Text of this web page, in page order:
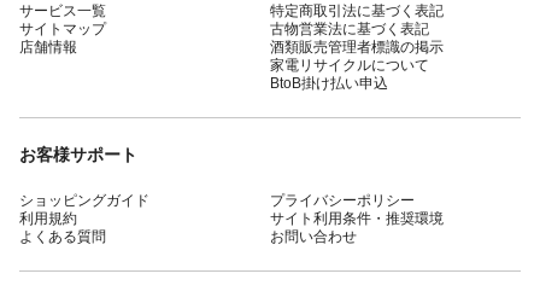
サービス一覧
サイトマップ
店舗情報
特定商取引法に基づく表記
古物営業法に基づく表記
酒類販売管理者標識の掲示
家電リサイクルについて
BtoB掛け払い申込
お客様サポート
ショッピングガイド
利用規約
よくある質問
プライバシーポリシー
サイト利用条件・推奨環境
お問い合わせ